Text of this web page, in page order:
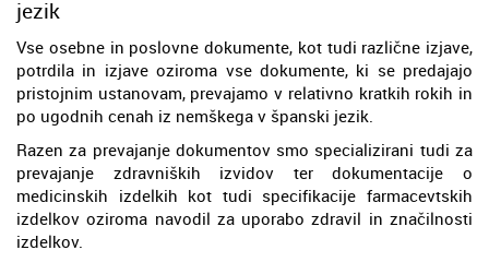
jezik
Vse osebne in poslovne dokumente, kot tudi različne izjave,
potrdila in izjave oziroma vse dokumente, ki se predajajo
pristojnim ustanovam, prevajamo v relativno kratkih rokih in
po ugodnih cenah iz nemškega v španski jezik.
Razen za prevajanje dokumentov smo specializirani tudi za
prevajanje zdravniških izvidov ter dokumentacije o
medicinskih izdelkih kot tudi specifikacije farmacevtskih
izdelkov oziroma navodil za uporabo zdravil in značilnosti
izdelkov.